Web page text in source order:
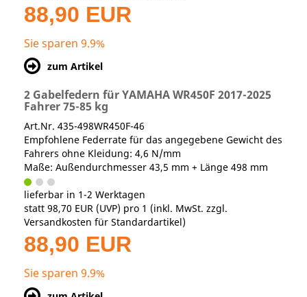
88,90 EUR
Sie sparen 9.9%
zum Artikel
2 Gabelfedern für YAMAHA WR450F 2017-2025
Fahrer 75-85 kg
Art.Nr. 435-498WR450F-46
Empfohlene Federrate für das angegebene Gewicht des
Fahrers ohne Kleidung: 4,6 N/mm
Maße: Außendurchmesser 43,5 mm + Länge 498 mm
lieferbar in 1-2 Werktagen
statt 98,70 EUR (UVP) pro 1 (inkl. MwSt. zzgl.
Versandkosten für Standardartikel)
88,90 EUR
Sie sparen 9.9%